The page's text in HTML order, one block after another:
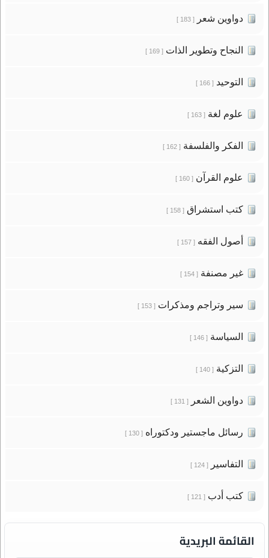
دواوين شعر[ 183 ]
النجاح وتطوير الذات[ 169 ]
التوحيد[ 166 ]
علوم لغة[ 163 ]
الفكر والفلسفة[ 162 ]
علوم القرآن[ 160 ]
كتب استشراق[ 158 ]
أصول الفقه[ 157 ]
غير مصنفة[ 154 ]
سير وتراجم ومذكرات[ 153 ]
السياسة[ 146 ]
التزكية[ 140 ]
دواوين الشعر[ 131 ]
رسائل ماجستير ودكتوراه[ 130 ]
التفاسير[ 124 ]
كتب أدب[ 121 ]
القائمة البريدية